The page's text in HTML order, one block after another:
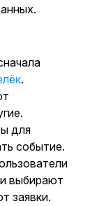
.
для
событие.
выбирают
заявки.